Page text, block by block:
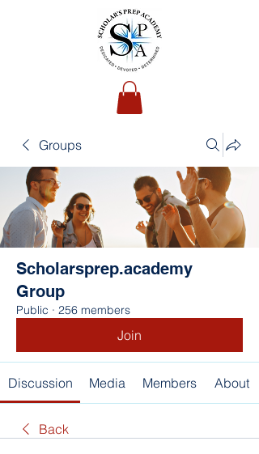
Groups
Scholarsprep.academy
Group
Public · 256 members
Join
Discussion Media Members About
Back